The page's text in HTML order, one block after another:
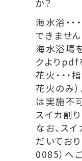
か？
海水浴・
できませ
海水浴場
クよりpdf
花火・・
花火のみ
は実施不
スイカ割り
なお、ス
だいてお
0085）へ